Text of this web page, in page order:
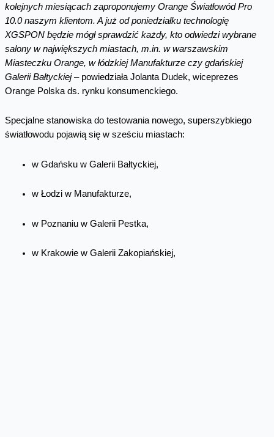
kolejnych miesiącach zaproponujemy Orange Światłowód Pro
10.0 naszym klientom. A już od poniedziałku technologię
XGSPON będzie mógł sprawdzić każdy, kto odwiedzi wybrane
salony w największych miastach, m.in. w warszawskim
Miasteczku Orange, w łódzkiej Manufakturze czy gdańskiej
Galerii Bałtyckiej– powiedziała Jolanta Dudek, wiceprezes
Orange Polska ds. rynku konsumenckiego.
Specjalne stanowiska do testowania nowego, superszybkiego
światłowodu pojawią się w sześciu miastach:
w Gdańsku w Galerii Bałtyckiej,
w Łodzi w Manufakturze,
w Poznaniu w Galerii Pestka,
w Krakowie w Galerii Zakopiańskiej,